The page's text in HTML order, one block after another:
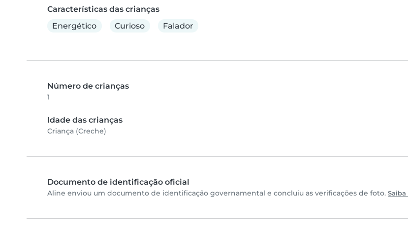
Características das crianças
Energético
Curioso Falador
Número de crianças
1
Idade das crianças
Criança (Creche)
Documento de identificação oficial
Aline enviou um documento de identificação governamental e concluiu as verificações de foto.